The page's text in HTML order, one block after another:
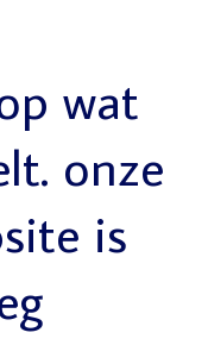
wat
onze
is